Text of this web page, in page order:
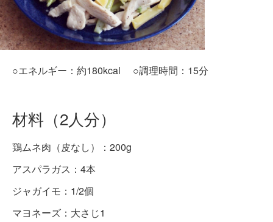
○エネルギー：約180kcal ○調理時間：15分
材料（2人分）
鶏ムネ肉（皮なし）：200g
アスパラガス：4本
ジャガイモ：1/2個
マヨネーズ：大さじ1